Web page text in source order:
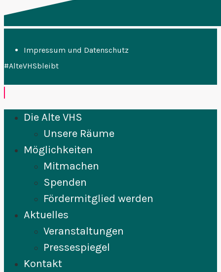
Impressum und Datenschutz
#AlteVHSbleibt
Die Alte VHS
Unsere Räume
Möglichkeiten
Mitmachen
Spenden
Fördermitglied werden
Aktuelles
Veranstaltungen
Pressespiegel
Kontakt